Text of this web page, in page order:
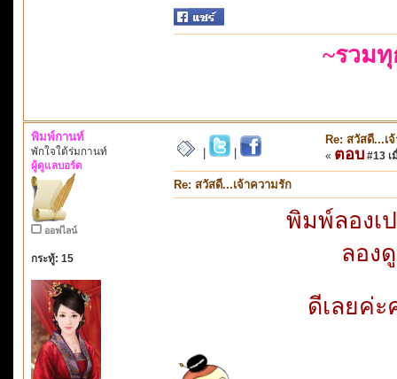
~รวม
พิมพ์กานท์
พักใจใต้ร่มกานท์
ผู้ดูแลบอร์ด
ออฟไลน์
กระทู้: 15
Re: สวัสดี...เ
« ตอบ #13 เ
Re: สวัสดี...เจ้าความรัก
พิมพ์ลองเ
ลอง
ดีเลยค่